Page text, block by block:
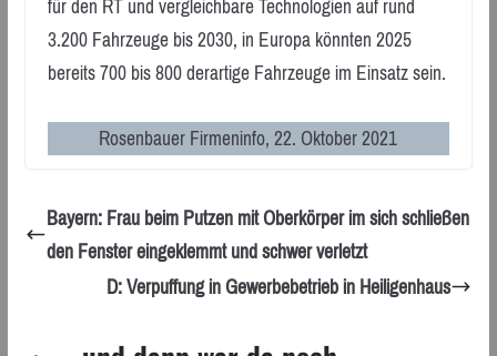
für den RT und vergleichbare Technologien auf rund
3.200 Fahrzeuge bis 2030, in Europa könnten 2025
bereits 700 bis 800 derartige Fahrzeuge im Einsatz sein.
Rosenbauer Firmeninfo, 22. Oktober 2021
Bayern: Frau beim Putzen mit Oberkörper im sich schließen
den Fenster eingeklemmt und schwer verletzt
D: Verpuffung in Gewerbebetrieb in Heiligenhaus